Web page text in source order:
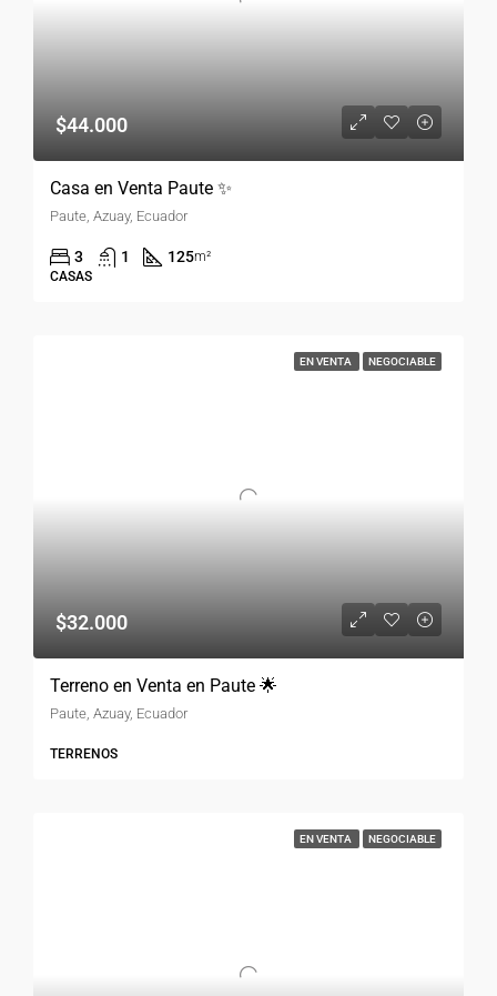
$44.000
Casa en Venta Paute ✨
Paute, Azuay, Ecuador
3 1 125m²
CASAS
EN VENTA NEGOCIABLE
$32.000
Terreno en Venta en Paute 🌟
Paute, Azuay, Ecuador
TERRENOS
EN VENTA NEGOCIABLE